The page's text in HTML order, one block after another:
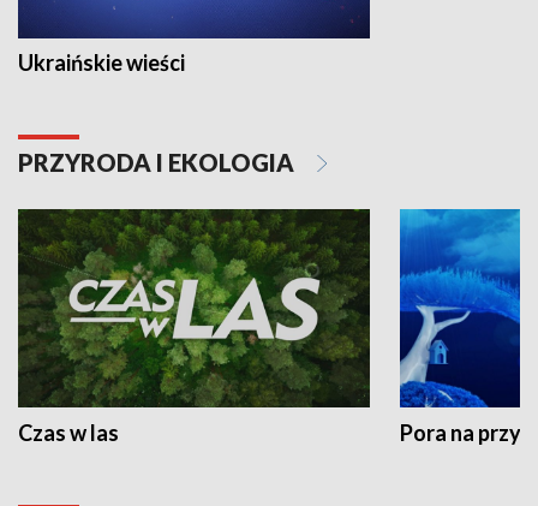
Ukraińskie wieści
PRZYRODA I EKOLOGIA
Czas w las Pora na